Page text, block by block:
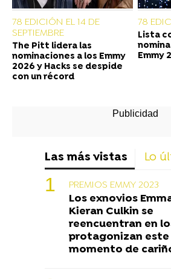
78 EDICIÓN EL 14 DE
SEPTIEMBRE
The Pitt lidera las
nominaciones a los Emmy
2026 y Hacks se despide
con un récord
78
Lista
Emmy
Las más vistas Lo
PREMIOS EMMY 2023
Los exnovios
Kieran Culkin se
reencuentran en
protagonizan este
momento de